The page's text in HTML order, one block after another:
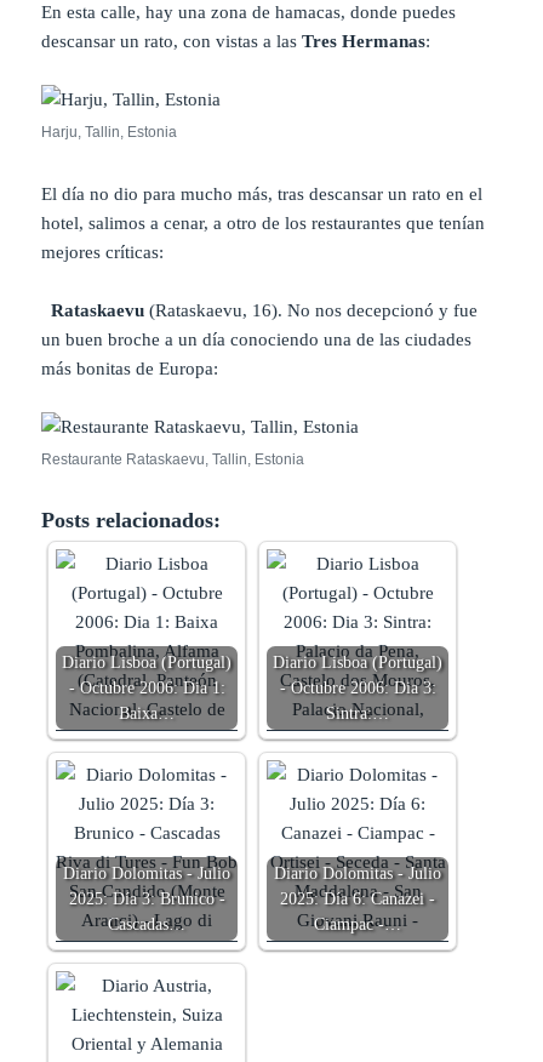
En esta calle, hay una zona de hamacas, donde puedes
descansar un rato, con vistas a lasTres Hermanas:
Harju, Tallin, Estonia
El día no dio para mucho más, tras descansar un rato en el
hotel, salimos a cenar, a otro de los restaurantes que tenían
mejores críticas:
Rataskaevu (Rataskaevu, 16). No nos decepcionó y fue
un buen broche a un día conociendo una de las ciudades
más bonitas de Europa:
Restaurante Rataskaevu, Tallin, Estonia
Posts relacionados:
Diario Lisboa (Portugal)
- Octubre 2006: Dia 1:
Baixa…
Diario Lisboa (Portugal)
- Octubre 2006: Dia 3:
Sintra:…
Diario Dolomitas - Julio
2025: Día 3: Brunico -
Cascadas…
Diario Dolomitas - Julio
2025: Día 6: Canazei -
Ciampac -…